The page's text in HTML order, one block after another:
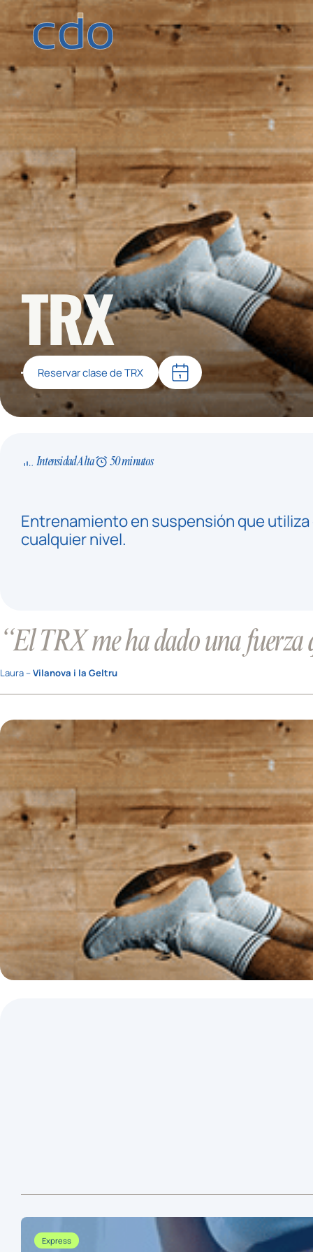
TRX
Reservar clase de TRX
Intensidad Alta 50 minutos
Entrenamiento en suspensión que
cualquier nivel.
“El TRX me ha dado una fuerza
Laura –Vilanova i la Geltru
Express